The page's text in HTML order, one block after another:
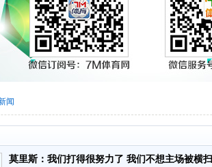
闻
莫里斯：我们打得很努力了 我们不想主场被横扫